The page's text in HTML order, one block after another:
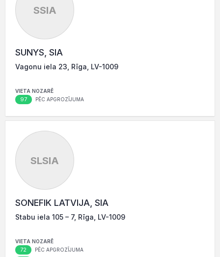
SSIA
SUNYS, SIA
Vagonu iela 23, Rīga, LV-1009
VIETA NOZARĒ
97 PĒC APGROZĪJUMA
SLSIA
SONEFIK LATVIJA, SIA
Stabu iela 105 – 7, Rīga, LV-1009
VIETA NOZARĒ
72 PĒC APGROZĪJUMA